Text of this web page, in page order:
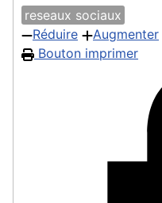
reseaux sociaux
Réduire
Augmenter
Bouton imprimer